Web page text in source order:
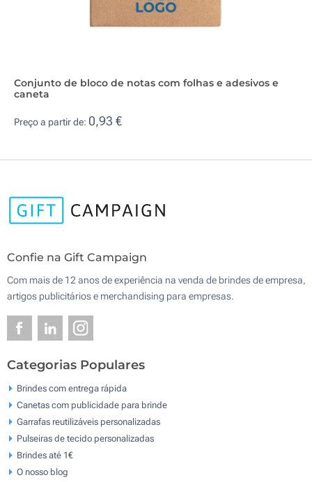
Conjunto de bloco de notas com folhas e adesivos e
caneta
Preço a partir de: 0,93 €
Confie na Gift Campaign
Com mais de 12 anos de experiência na venda de brindes de empresa,
artigos publicitários e merchandising para empresas.
Categorias Populares
Brindes com entrega rápida
Canetas com publicidade para brinde
Garrafas reutilizáveis personalizadas
Pulseiras de tecido personalizadas
Brindes até 1€
O nosso blog